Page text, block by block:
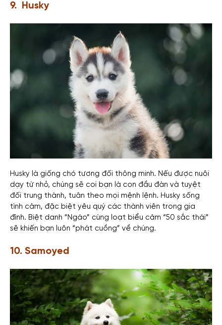
9. Husky
Husky là giống chó tương đối thông minh. Nếu được nuôi
dạy từ nhỏ, chúng sẽ coi bạn là con đầu đàn và tuyệt
đối trung thành, tuân theo mọi mệnh lệnh. Husky sống
tình cảm, đặc biệt yêu quý các thành viên trong gia
đình. Biệt danh “Ngáo” cùng loạt biểu cảm “50 sắc thái”
sẽ khiến bạn luôn “phát cuồng” về chúng.
10. Samoyed